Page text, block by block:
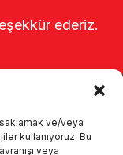
ve/veya
kullanıyoruz. Bu
veya
ederiz.